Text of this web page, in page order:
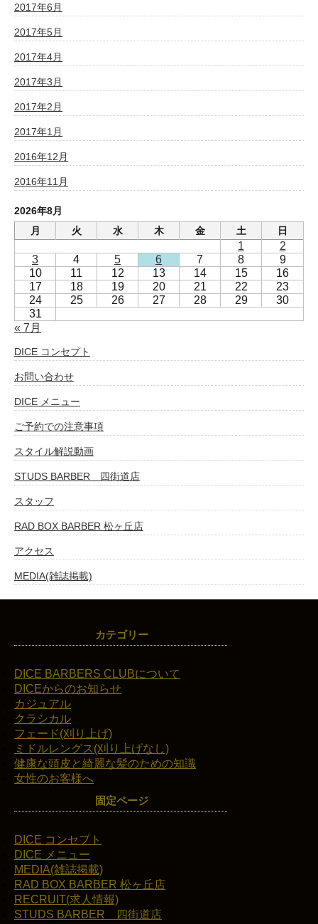
2017年6月
2017年5月
2017年4月
2017年3月
2017年2月
2017年1月
2016年12月
2016年11月
2026年8月
月
火 水 木 金 土 日
1
2
3
4 5 6 7 8
9
10
11 12 13 14 15
16
17
18 19 20 21 22
23
24
25 26 27 28 29
30
31
« 7月
DICE コンセプト
お問い合わせ
DICE メニュー
ご予約での注意事項
スタイル解説動画
STUDS BARBER 四街道店
スタッフ
RAD BOX BARBER 松ヶ丘店
アクセス
MEDIA(雑誌掲載)
カテゴリー
DICE BARBERS CLUBについて
DICEからのお知らせ
カジュアル
クラシカル
フェード(刈り上げ)
ミドルレングス(刈り上げなし)
健康な頭皮と綺麗な髪のための知識
女性のお客様へ
固定ページ
DICE コンセプト
DICE メニュー
MEDIA(雑誌掲載)
RAD BOX BARBER 松ヶ丘店
RECRUIT(求人情報)
STUDS BARBER 四街道店